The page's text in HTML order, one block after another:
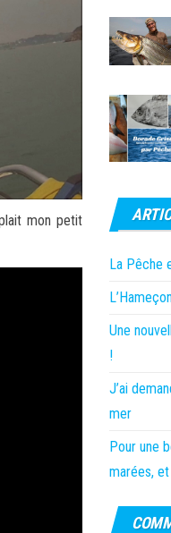
mon petit
La Pêche
Une
!
J’ai
mer
Pour une
marées,